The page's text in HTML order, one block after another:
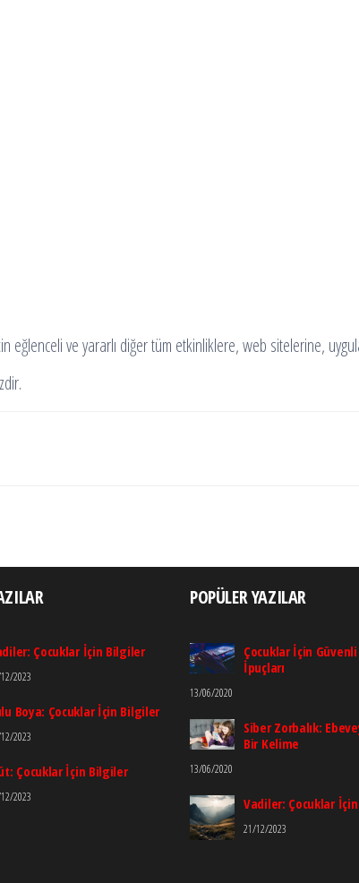
eğlenceli ve yararlı diğer tüm etkinliklere, web sitelerine,
Çocuklar İçin Bilgiler
2023
Boya: Çocuklar İçin Bilgiler
2023
Çocuklar İçin Bilgiler
2023
POPÜLER YAZILAR
Çocuklar İçin
İpuçları
13/06/2020
Siber Zorbalık:
Bir Kelime
13/06/2020
Vadiler: Çocuklar
21/12/2023